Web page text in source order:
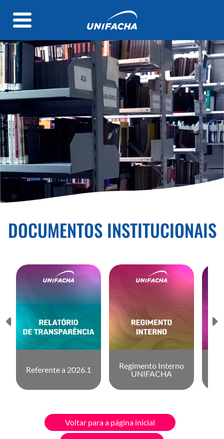
DOCUMENTOS INSTITUCIONAIS
Referente a 2026.1
Regimento Interno
UNIFACHA
Voltar para a página inicial